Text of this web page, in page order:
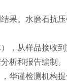
果。水磨石抗
，从样品接收
析和报告编制。
华谨检测机构